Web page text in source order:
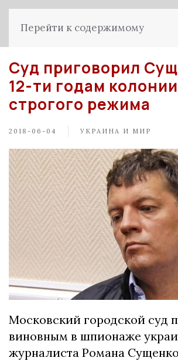
Перейти к содержимому
Суд приговорил
12-ти годам колонии
строгого режима
2018-06-04 УКРАИНА И МИР
Московский городской суд
виновным в шпионаже
журналиста Романа